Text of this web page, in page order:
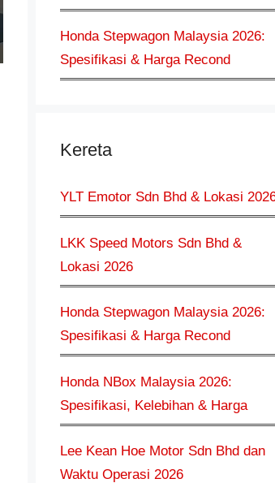
Honda Stepwagon Malaysia 2026:
Spesifikasi & Harga Recond
Kereta
YLT Emotor Sdn Bhd & Lokasi
LKK Speed Motors Sdn Bhd &
Lokasi 2026
Honda Stepwagon Malaysia 2026:
Spesifikasi & Harga Recond
Honda NBox Malaysia 2026:
Spesifikasi, Kelebihan & Harga
Lee Kean Hoe Motor Sdn Bhd dan
Waktu Operasi 2026